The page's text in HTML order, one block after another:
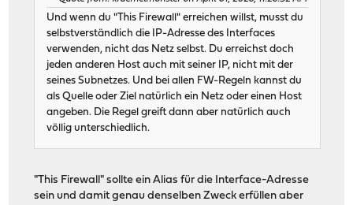
Und wenn du "This Firewall" erreichen willst, musst du
selbstverständlich die IP-Adresse des Interfaces
verwenden, nicht das Netz selbst. Du erreichst doch
jeden anderen Host auch mit seiner IP, nicht mit der
seines Subnetzes. Und bei allen FW-Regeln kannst du
als Quelle oder Ziel natürlich ein Netz oder einen Host
angeben. Die Regel greift dann aber natürlich auch
völlig unterschiedlich.
"This Firewall" sollte ein Alias für die Interface-Adresse
sein und damit genau denselben Zweck erfüllen aber